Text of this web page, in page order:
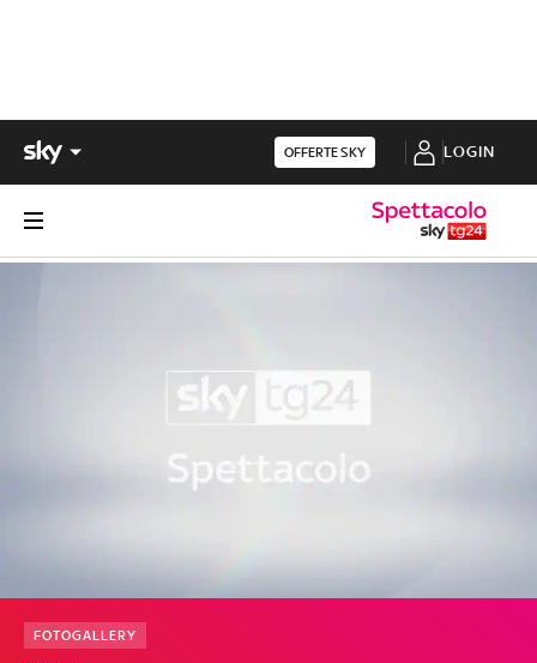
OFFERTE SKY LOGIN
FOTOGALLERY